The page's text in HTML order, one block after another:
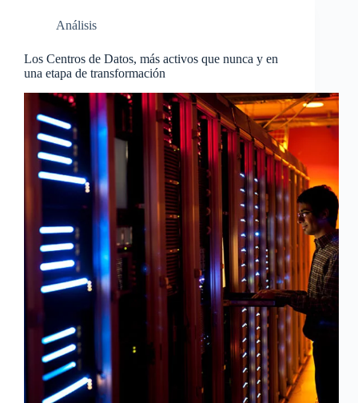
Análisis
Los Centros de Datos, más activos que nunca y en
una etapa de transformación